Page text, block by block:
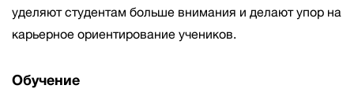
уделяют студентам больше внимания и делают упор на
карьерное ориентирование учеников.
Обучение